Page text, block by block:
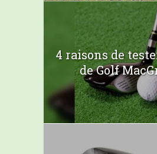
4 raisons de
de Golf